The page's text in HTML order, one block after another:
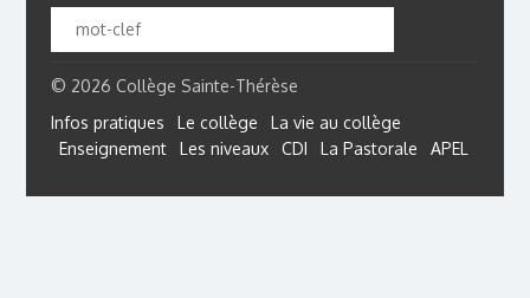
© 2026 Collège Sainte-Thérèse
Infos pratiques
Le collège
La vie au collège
Enseignement
Les niveaux CDI La Pastorale APEL